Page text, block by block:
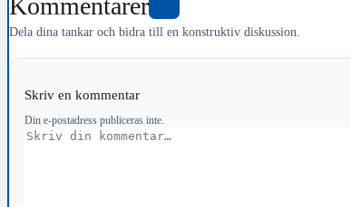
Kommentarer
Dela dina tankar och bidra till en konstruktiv diskussion.
Skriv en kommentar
Din e-postadress publiceras inte.
Kommentar